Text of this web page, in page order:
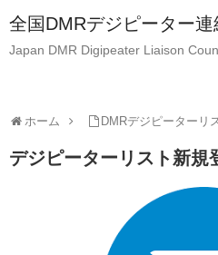
全国DMRデジピーター連
Japan DMR Digipeater Liaison
ホーム DMRデジピーターリ
デジピーターリスト新規